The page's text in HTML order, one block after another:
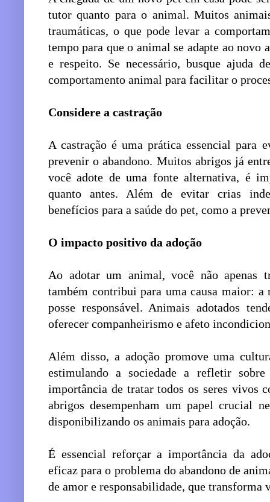
tutor quanto para o animal. Muitos
traumáticas, o que pode levar a
tempo para que o animal se adapte ao novo
e respeito. Se necessário, busque ajuda
comportamento animal para facilitar o
Considere a castração
A castração é uma prática essencial para
prevenir o abandono. Muitos abrigos já
você adote de uma fonte alternativa, é
quanto antes. Além de evitar crias
benefícios para a saúde do pet, como a
O impacto positivo da adoção
Ao adotar um animal, você não apenas
também contribui para uma causa maior: a
posse responsável. Animais adotados
oferecer companheirismo e afeto
Além disso, a adoção promove uma
estimulando a sociedade a refletir
importância de tratar todos os seres vivos
abrigos desempenham um papel crucial
disponibilizando os animais para adoção.
É essencial reforçar a importância da
eficaz para o problema do abandono de
de amor e responsabilidade, que transforma